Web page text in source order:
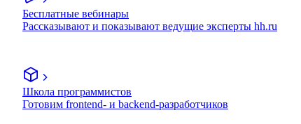
Бесплатные вебинары
Рассказывают и показывают ведущие эксперты hh.ru
Школа программистов
Готовим frontend- и backend-разработчиков